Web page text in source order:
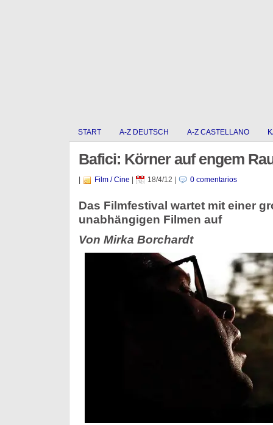
START A-Z DEUTSCH A-Z CASTELLANO
Bafici: Körner auf engem
Film / Cine 18/4/12 0 comentarios
Das Filmfestival wartet mit einer
unabhängigen Filmen auf
Von Mirka Borchardt